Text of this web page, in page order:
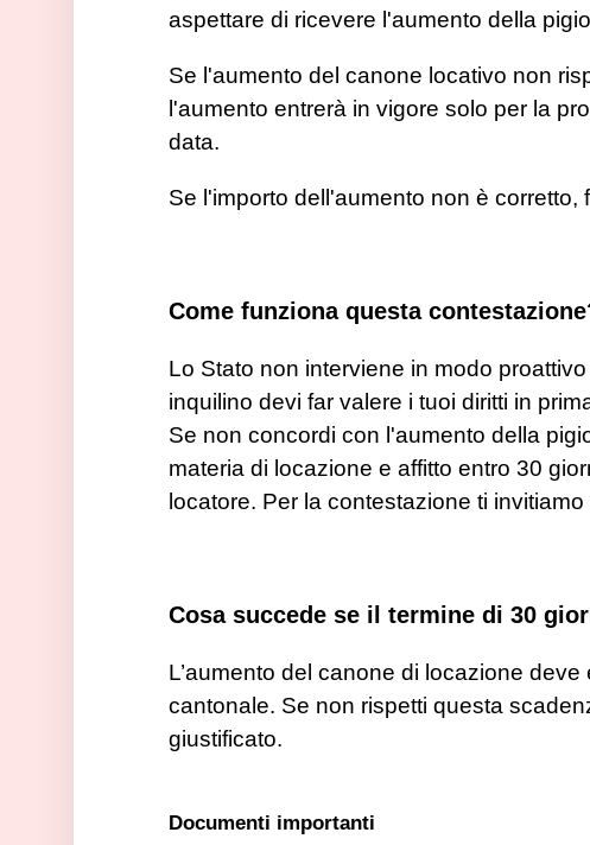
aspettare di ricevere l'aumento della
Se l'aumento del canone locativo non
l'aumento entrerà in vigore solo per la
data.
Se l'importo dell'aumento non è corretto,
Come funziona questa
Lo Stato non interviene in modo
inquilino devi far valere i tuoi diritti in
Se non concordi con l'aumento della
materia di locazione e affitto entro 30
locatore. Per la contestazione ti
Cosa succede se il termine di 30
L’aumento del canone di locazione
cantonale. Se non rispetti questa
giustificato.
Documenti importanti